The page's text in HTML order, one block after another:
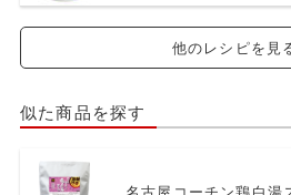
他のレシピを見
似た商品を探す